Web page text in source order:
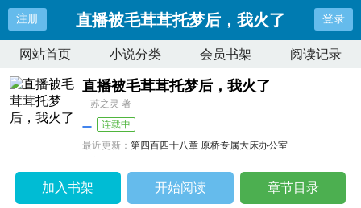
注册 直播被毛茸茸托梦后，我火了 登录
网站首页 小说分类 会员书架 阅读记录
直播被毛茸茸托梦后，我火了
苏之灵 著
连载中
最近更新：第四百四十八章 原桥专属大床办公室
加入书架 开始阅读 章节目录